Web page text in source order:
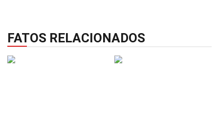
FATOS RELACIONADOS